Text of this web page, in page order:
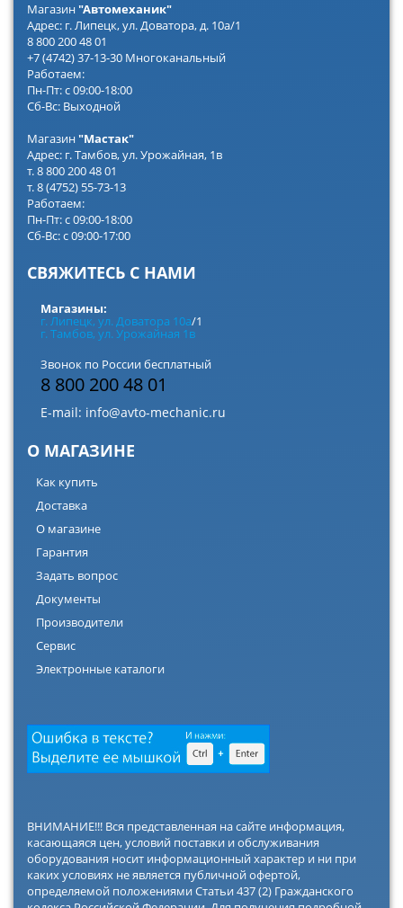
Магазин"Автомеханик"
Адрес: г. Липецк, ул. Доватора, д. 10а/1
8 800 200 48 01
+7 (4742) 37-13-30 Многоканальный
Работаем:
Пн-Пт: с 09:00-18:00
Сб-Вс: Выходной
Магазин"Мастак"
Адрес: г. Тамбов, ул. Урожайная, 1в
т. 8 800 200 48 01
т. 8 (4752) 55-73-13
Работаем:
Пн-Пт: с 09:00-18:00
Сб-Вс: с 09:00-17:00
СВЯЖИТЕСЬ С НАМИ
Магазины:
г. Липецк, ул. Доватора 10а/1
г. Тамбов, ул. Урожайная 1в
Звонок по России бесплатный
8 800 200 48 01
E-mail: info@avto-mechanic.ru
О МАГАЗИНЕ
Как купить
Доставка
О магазине
Гарантия
Задать вопрос
Документы
Производители
Сервис
Электронные каталоги
ВНИМАНИЕ!!! Вся представленная на сайте информация,
касающаяся цен, условий поставки и обслуживания
оборудования носит информационный характер и ни при
каких условиях не является публичной офертой,
определяемой положениями Статьи 437 (2) Гражданского